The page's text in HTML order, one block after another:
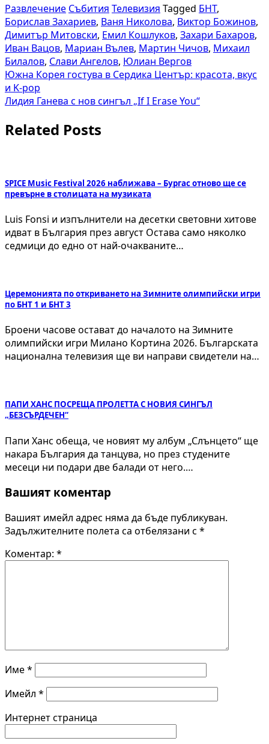
Развлечение Събития Телевизия Tagged БНТ,
Борислав Захариев, Ваня Николова, Виктор Божинов,
Димитър Митовски, Емил Кошлуков, Захари Бахаров,
Иван Вацов, Мариан Вълев, Мартин Чичов, Михаил
Билалов, Слави Ангелов, Юлиан Вергов
Навигация
Южна Корея гостува в Сердика Център: красота, вкус
и K-pop
Лидия Ганева с нов сингъл „If I Erase You“
Related Posts
SPICE Music Festival 2026 наближава – Бургас отново ще се
превърне в столицата на музиката
Luis Fonsi и изпълнители на десетки световни хитове
идват в България през август Остава само няколко
седмици до едно от най-очакваните…
Церемонията по откриването на Зимните олимпийски игри
по БНТ 1 и БНТ 3
Броени часове остават до началото на Зимните
олимпийски игри Милано Кортина 2026. Българската
национална телевизия ще ви направи свидетели на…
ПАПИ ХАНС ПОСРЕЩА ПРОЛЕТТА С НОВИЯ СИНГЪЛ
„БЕЗСЪРДЕЧЕН“
Папи Ханс обеща, че новият му албум „Слънцето“ ще
накара България да танцува, но през студените
месеци ни подари две балади от него.…
Вашият коментар
Вашият имейл адрес няма да бъде публикуван.
Задължителните полета са отбелязани с *
Коментар: *
Име*
Имейл *
Интернет страница